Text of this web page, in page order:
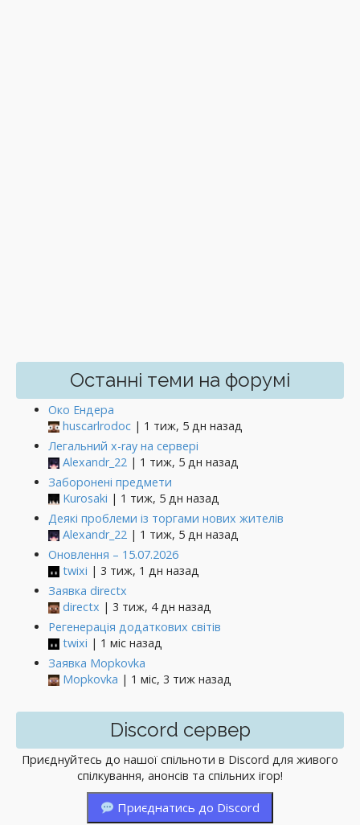
Останні теми на форумі
Око Ендера
huscarlrodoc | 1 тиж, 5 дн назад
Легальний x-ray на сервері
Alexandr_22 | 1 тиж, 5 дн назад
Заборонені предмети
Kurosaki | 1 тиж, 5 дн назад
Деякі проблеми із торгами нових жителів
Alexandr_22 | 1 тиж, 5 дн назад
Оновлення – 15.07.2026
twixi | 3 тиж, 1 дн назад
Заявка directx
directx | 3 тиж, 4 дн назад
Регенерація додаткових світів
twixi | 1 міс назад
Заявка Mopkovka
Mopkovka | 1 міс, 3 тиж назад
Discord сервер
Приєднуйтесь до нашої спільноти в Discord для живого
спілкування, анонсів та спільних ігор!
Приєднатись до Discord